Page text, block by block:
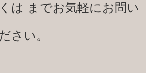
は までお気軽にお問い
さい。